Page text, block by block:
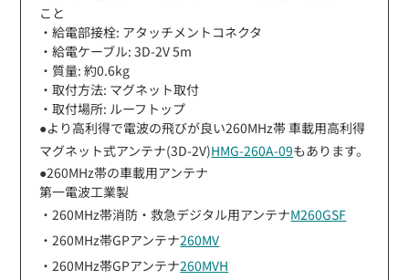
こと
・給電部接栓: アタッチメントコネクタ
・給電ケーブル: 3D-2V 5m
・質量: 約0.6kg
・取付方法: マグネット取付
・取付場所: ルーフトップ
●より高利得で電波の飛びが良い260MHz帯 車載用高利得
マグネット式アンテナ(3D-2V)HMG-260A-09もあります。
●260MHz帯の車載用アンテナ
第一電波工業製
・260MHz帯消防・救急デジタル用アンテナM260GSF
・260MHz帯GPアンテナ260MV
・260MHz帯GPアンテナ260MVH